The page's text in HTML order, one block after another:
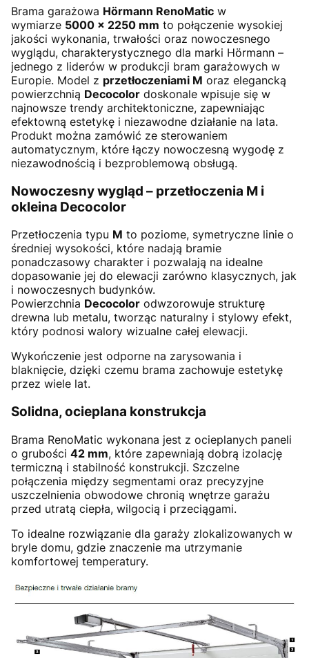
Brama garażowa Hörmann RenoMatic w
wymiarze 5000 × 2250 mm to połączenie wysokiej
jakości wykonania, trwałości oraz nowoczesnego
wyglądu, charakterystycznego dla marki Hörmann –
jednego z liderów w produkcji bram garażowych w
Europie. Model z przetłoczeniami M oraz elegancką
powierzchnią Decocolor doskonale wpisuje się w
najnowsze trendy architektoniczne, zapewniając
efektowną estetykę i niezawodne działanie na lata.
Produkt można zamówić ze sterowaniem
automatycznym, które łączy nowoczesną wygodę z
niezawodnością i bezproblemową obsługą.
Nowoczesny wygląd – przetłoczenia M i
okleina Decocolor
Przetłoczenia typu M to poziome, symetryczne linie o
średniej wysokości, które nadają bramie
ponadczasowy charakter i pozwalają na idealne
dopasowanie jej do elewacji zarówno klasycznych, jak
i nowoczesnych budynków.
Powierzchnia Decocolor odwzorowuje strukturę
drewna lub metalu, tworząc naturalny i stylowy efekt,
który podnosi walory wizualne całej elewacji.
Wykończenie jest odporne na zarysowania i
blaknięcie, dzięki czemu brama zachowuje estetykę
przez wiele lat.
Solidna, ocieplana konstrukcja
Brama RenoMatic wykonana jest z ocieplanych paneli
o grubości 42 mm, które zapewniają dobrą izolację
termiczną i stabilność konstrukcji. Szczelne
połączenia między segmentami oraz precyzyjne
uszczelnienia obwodowe chronią wnętrze garażu
przed utratą ciepła, wilgocią i przeciągami.
To idealne rozwiązanie dla garaży zlokalizowanych w
bryle domu, gdzie znaczenie ma utrzymanie
komfortowej temperatury.